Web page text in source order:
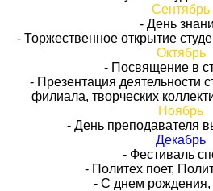
Сентябрь
- День
- Торжественное открытие
Октябрь
- Посвящение в
- Презентация деятельности
филиала, творческих
Ноябрь
- День преподавателя
Декабрь
- Фестиваль
- Политех поет,
- С днем рождения,